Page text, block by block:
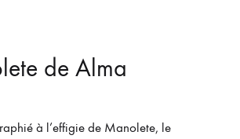
de Alma
à l’effigie de Manolete, le